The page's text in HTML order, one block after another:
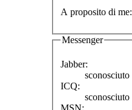
A proposito di me:
Messenger
Jabber:
sconosciuto
ICQ:
sconosciuto
MSN: